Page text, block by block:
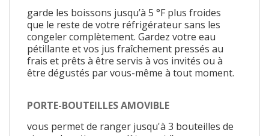
garde les boissons jusqu’à 5 °F plus froides
que le reste de votre réfrigérateur sans les
congeler complètement. Gardez votre eau
pétillante et vos jus fraîchement pressés au
frais et prêts à être servis à vos invités ou à
être dégustés par vous-même à tout moment.
PORTE-BOUTEILLES AMOVIBLE
vous permet de ranger jusqu'à 3 bouteilles de